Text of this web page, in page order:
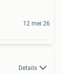
12 mei 26
Details